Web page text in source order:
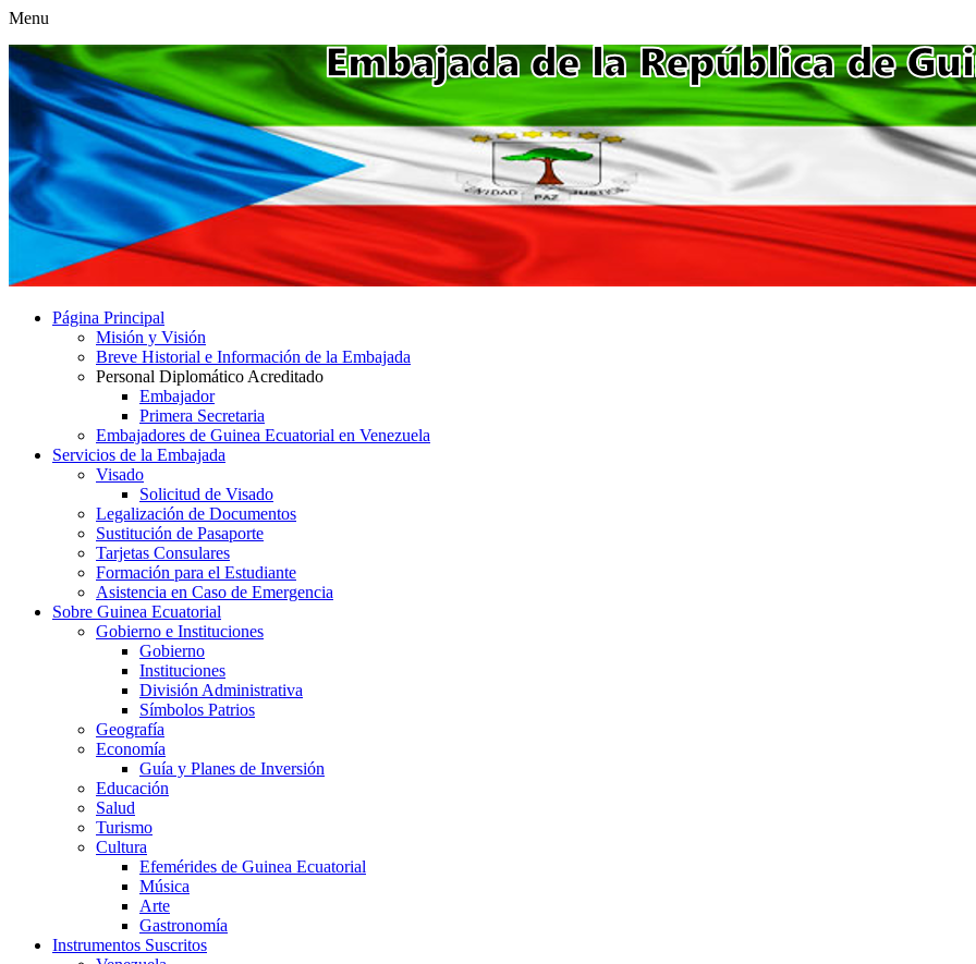
Menu
Página Principal
Misión y Visión
Breve Historial e Información de la Embajada
Personal Diplomático Acreditado
Embajador
Primera Secretaria
Embajadores de Guinea Ecuatorial en Venezuela
Servicios de la Embajada
Visado
Solicitud de Visado
Legalización de Documentos
Sustitución de Pasaporte
Tarjetas Consulares
Formación para el Estudiante
Asistencia en Caso de Emergencia
Sobre Guinea Ecuatorial
Gobierno e Instituciones
Gobierno
Instituciones
División Administrativa
Símbolos Patrios
Geografía
Economía
Guía y Planes de Inversión
Educación
Salud
Turismo
Cultura
Efemérides de Guinea Ecuatorial
Música
Arte
Gastronomía
Instrumentos Suscritos